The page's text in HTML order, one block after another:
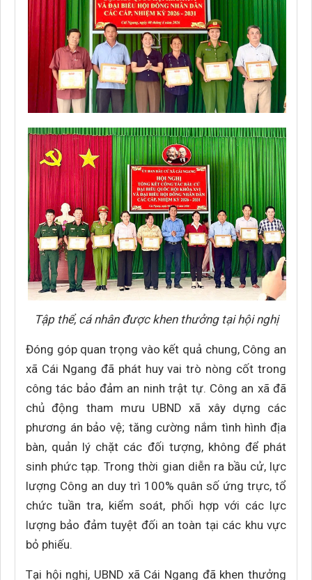
Tập thể, cá nhân được khen thưởng tại hội nghị
Đóng góp quan trọng vào kết quả chung, Công an
xã Cái Ngang đã phát huy vai trò nòng cốt trong
công tác bảo đảm an ninh trật tự. Công an xã đã
chủ động tham mưu UBND xã xây dựng các
phương án bảo vệ; tăng cường nắm tình hình địa
bàn, quản lý chặt các đối tượng, không để phát
sinh phức tạp. Trong thời gian diễn ra bầu cử, lực
lượng Công an duy trì 100% quân số ứng trực, tổ
chức tuần tra, kiểm soát, phối hợp với các lực
lượng bảo đảm tuyệt đối an toàn tại các khu vực
bỏ phiếu.
Tại hội nghị, UBND xã Cái Ngang đã khen thưởng